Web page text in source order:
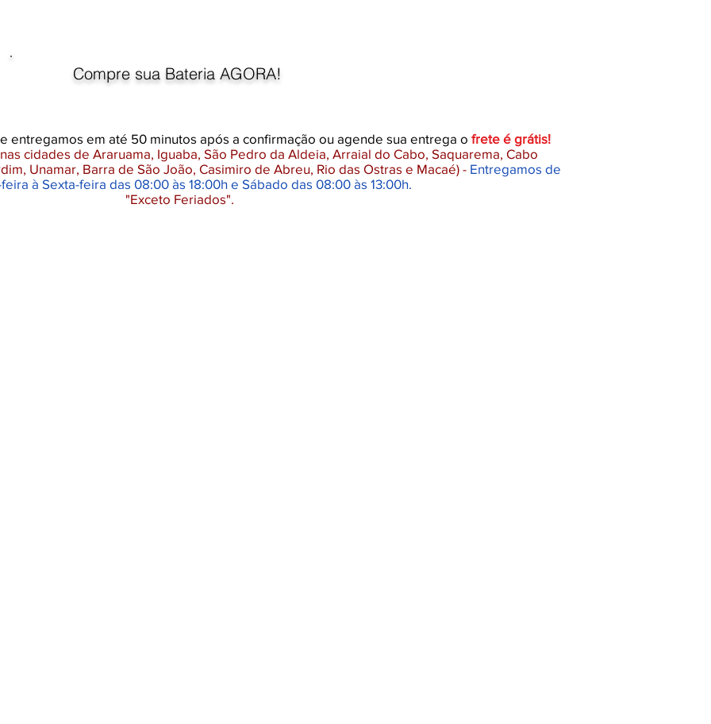
Compre sua Bateria AGORA!
entregamos em até 50 minutos após a confirmação ou agende sua entrega o frete é grátis!
cidades de Araruama, Iguaba, São Pedro da Aldeia, Arraial do Cabo, Saquarema, Cabo
Unamar, Barra de São João, Casimiro de Abreu, Rio das Ostras e Macaé) - Entregamos de
à Sexta-feira das 08:00 às 18:00h e Sábado das 08:00 às 13:00h.
"Exceto Feriados".